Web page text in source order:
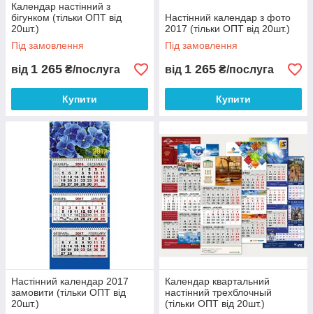
Календар настінний з
бігунком (тільки ОПТ від
20шт.)
Під замовлення
від 1 265 ₴/послуга
Купити
Настінний календар з фото
2017 (тільки ОПТ від 20шт.)
Під замовлення
від 1 265 ₴/послуга
Купити
Настінний календар 2017
замовити (тільки ОПТ від
20шт.)
Календар квартальний
настінний трехблочный
(тільки ОПТ від 20шт.)